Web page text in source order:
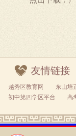
友情链接
越秀区教育网 东山培
初中第四学区平台
高